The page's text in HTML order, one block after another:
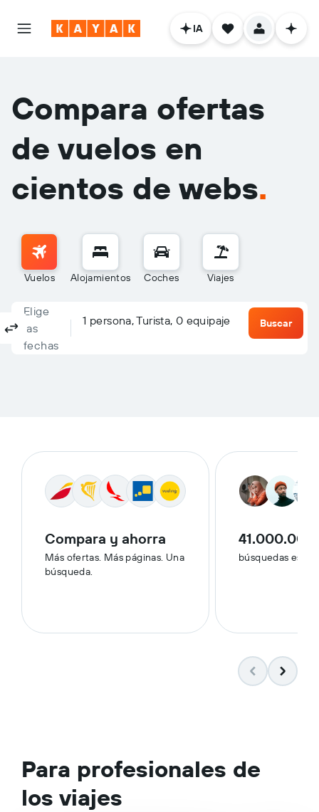
IA
Compara ofertas
de vuelos en
cientos de webs.
Vuelos Alojamientos Coches Viajes
Ida y vuelta Solo ida Múltiples destinos
Columbus, OH, Estados Unidos - Puerto Columbus (CMH)
Destino
Elige
las
fechas
1 persona, Turista, 0 equipaje Buscar
Compara y ahorra
Más ofertas. Más páginas. Una
búsqueda.
búsquedas esta
Para profesionales de
los viajes